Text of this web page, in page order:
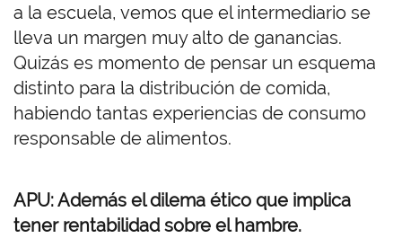
a la escuela, vemos que el intermediario se
lleva un margen muy alto de ganancias.
Quizás es momento de pensar un esquema
distinto para la distribución de comida,
habiendo tantas experiencias de consumo
responsable de alimentos.
APU: Además el dilema ético que implica
tener rentabilidad sobre el hambre.